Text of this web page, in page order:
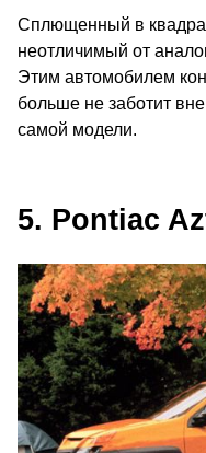
Сплющенный в
неотличимый от
Этим автомобилем
больше не заботит
самой модели.
5. Pontiac